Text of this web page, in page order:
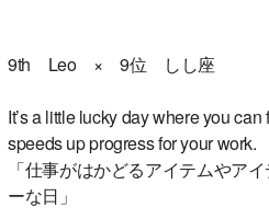
9th Leo × 9位 しし座
It’s a little lucky day where you
speeds up progress for your work.
「仕事がはかどるアイテムやア
ーな日」